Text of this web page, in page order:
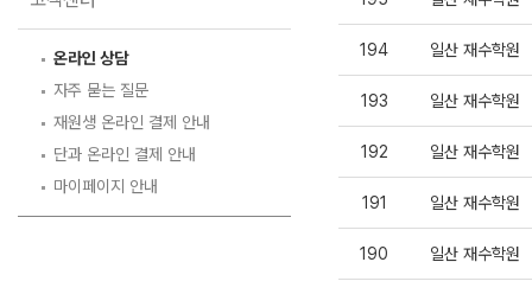
온라인 상담
자주 묻는 질문
재원생 온라인 결제 안내
단과 온라인 결제 안내
마이페이지 안내
194 일산 재수학원
193 일산 재수학원
192 일산 재수학원
191 일산 재수학원
190 일산 재수학원